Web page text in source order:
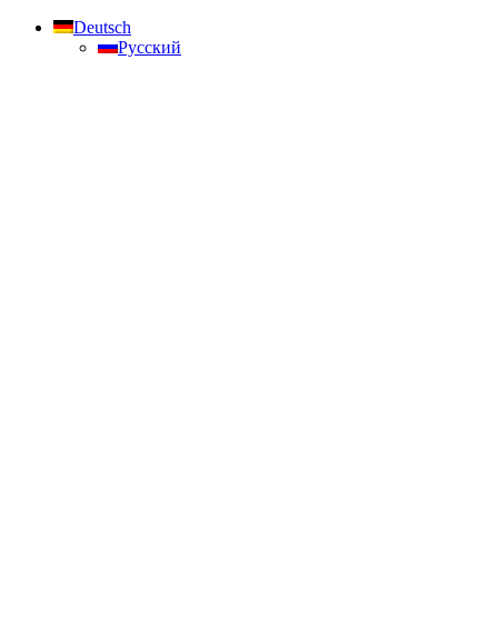
Deutsch
Русский